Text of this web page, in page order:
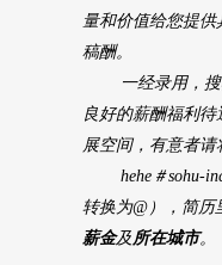
量和价值给您提供
稿酬。
一经录用，搜
良好的薪酬福利待
展空间，有意者请
hehe＃sohu-
转换为@），简历
薪金及 所在城市。